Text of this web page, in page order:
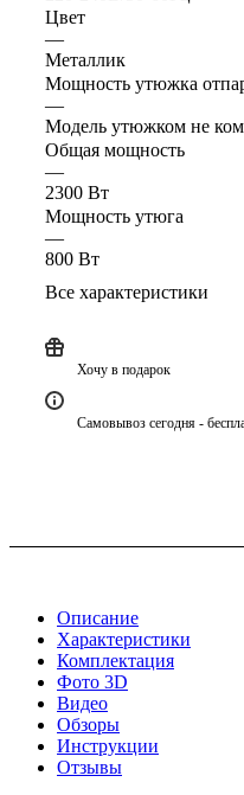
Цвет
—
Металлик
Мощность утюжка
—
Модель утюжком не
Общая мощность
—
2300 Вт
Мощность утюга
—
800 Вт
Все характеристики
Хочу в подарок
Самовывоз сегодня -
Описание
Характеристики
Комплектация
Фото 3D
Видео
Обзоры
Инструкции
Отзывы